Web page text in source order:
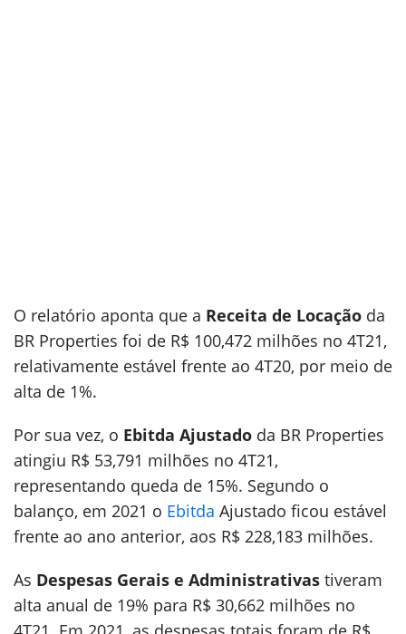
O relatório aponta que a Receita de Locação da
BR Properties foi de R$ 100,472 milhões no 4T21,
relativamente estável frente ao 4T20, por meio de
alta de 1%.
Por sua vez, o Ebitda Ajustado da BR Properties
atingiu R$ 53,791 milhões no 4T21,
representando queda de 15%. Segundo o
balanço, em 2021 o Ebitda Ajustado ficou estável
frente ao ano anterior, aos R$ 228,183 milhões.
As Despesas Gerais e Administrativas tiveram
alta anual de 19% para R$ 30,662 milhões no